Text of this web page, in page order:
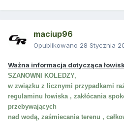
maciup96
Opublikowano 28 Stycznia
Ważna informacja dotycząca
SZANOWNI KOLEDZY,
w związku z licznymi przypadkami
regulaminu łowiska , zakłócania
przebywających
nad wodą, zaśmiecania terenu ,